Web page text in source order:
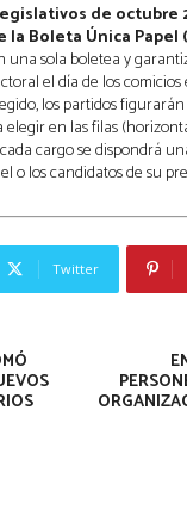
de octubre
Boleta Única Papel
una sola boletea y
el día de los
los partidos
elegir en las filas
cargo se dispondrá
el o los candidatos de su
Twitter